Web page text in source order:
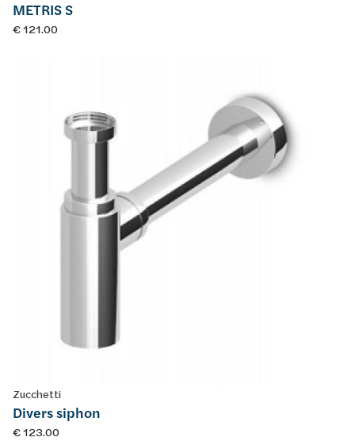
METRIS S
€ 121.00
Zucchetti
Divers siphon
€ 123.00